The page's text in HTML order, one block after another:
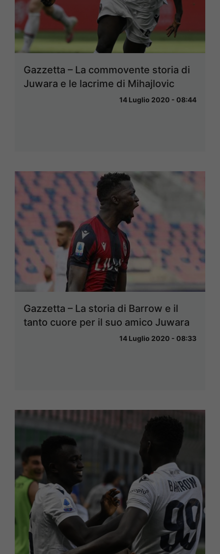
Gazzetta – La commovente storia di
Juwara e le lacrime di Mihajlovic
14 Luglio 2020 - 08:44
Gazzetta – La storia di Barrow e il
tanto cuore per il suo amico Juwara
14 Luglio 2020 - 08:33